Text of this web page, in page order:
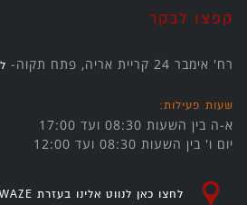
קפצו לבקר
רח' אימבר 24 קריית אריה, פתח תקוה-
שעות פעילות:
א-ה בין השעות 08:30 ועד 17:00
יום ו' בין השעות 08:30 ועד 12:00
לחצו כאן לנווט אלינו בעזרת WAZE